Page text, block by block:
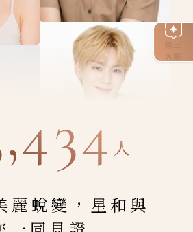
線上
客服
人
麗蛻變，星和與